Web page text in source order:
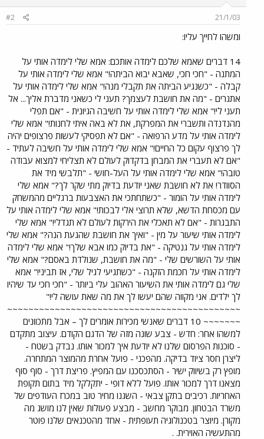
21/1/03
#2
ומשהו לחייך עליו:
14 דברים שאמא שלכם לימדה אותכם: אמא שלי לימדה אותי על
המתנה - "חכי חכי, שאבא יבוא הביתה!" אמא שלי לימדה אותי על
קבלה - "כשנגיע הביתה את תקבלי מנה!" אמא שלי לימדה אותי על
אתגרים - "מה את חושבת לעצמך? תעני לי כשאני מדברת אליך... אל
תעני לי!" אמא שלי לימדה אותי על חשיבה הגיונית - "אם תפלי
מהנדנדה ותשברי את המפרקת, את לא באה איתי לחנות!" אמא שלי
לימדה אותי על מדע הרפואה - "אם לא תפסיקי לעשות פרצופים יהיה
לך פרצוף עקום כל החיים!" אמא שלי לימדה אותי על חשיבה לעתיד -
"אם לא תעברי את המבחן בדקדוק לעולם לא תצליחי למצוא עבודה
טובה!" אמא שלי לימדה אותי על העל-חושי - "תלבשי מיד את
הסוודר! את לא חושבת שאני יודעת בדיוק מתי שקר לך?" אמא שלי
לימדה אותי על הומור - "כשתחתכי את האצבעות ברגליים מהמשחק
עם מכסחת הדשא, שלא תרוצי אלי לבכות!" אמא שלי לימדה אותי על
התבגרות - "אם לא תאכלי את הירקות לעולם לא תגדלי!" אמא שלי
לימדה אותי שיעור על מין - "ואיך את חושבת שהגעת הנה?" אמא שלי
לימדה אותי על גנטיקה - "את בדיוק כמו אבא שלך!" אמא שלי לימדה
אותי על השורשים שלי - "מה את חושבת, שנולדת באסם?" אמא שלי
לימדה אותי על חכמת הזקנה - "כשתגיעי לגיל שלי, אז תביני!" אמא
שלי גם לימדה אותי את השיעור האהוב עלי ביותר - "חכי חכי עד שיהיו
לך ילדים. אני מקווה שהם יעשו לך את מה שאת עושה לי!"
~~~~~~~~~~~~~~~~~~~~~~~~~~~~~~~~~~~~~~~~~~~~
~~~~~~~ 10 דברים שאנשי מכירות אומרים לך – אבל מתכוונים
למשהו אחר: חדש - צבע שונה מזה של הדגם הקודם. עיצוב מתקדם
- סוכנות הפרסום שלנו לא יודעת איך למכור אותו. נבדק בשטח -
ליצרן חסר ציוד בדיקה. מהפכני - פועל אחרת מהמוצר המתחרה.
מופץ רק בשיווק ישיר - הסתכסכנו עם המפיץ. פריצת דרך - סוף סוף
מצאנו דרך למכור אותו. פועל ללא דופי - יתקלקל מיד בתום תקופת
האחריות. רכיבים בתקן צבאי - השגנו מחיר טוב במכרז העודפים של
משרד הבטחון. מבוקר מחשב - מבצע פעולות שאין לנו מושג מה
מקורן. מיוצר בטכנולוגיה תעופתית - אחד מהטכנאים שלנו פוטר
מהתעשיה האוירית. .